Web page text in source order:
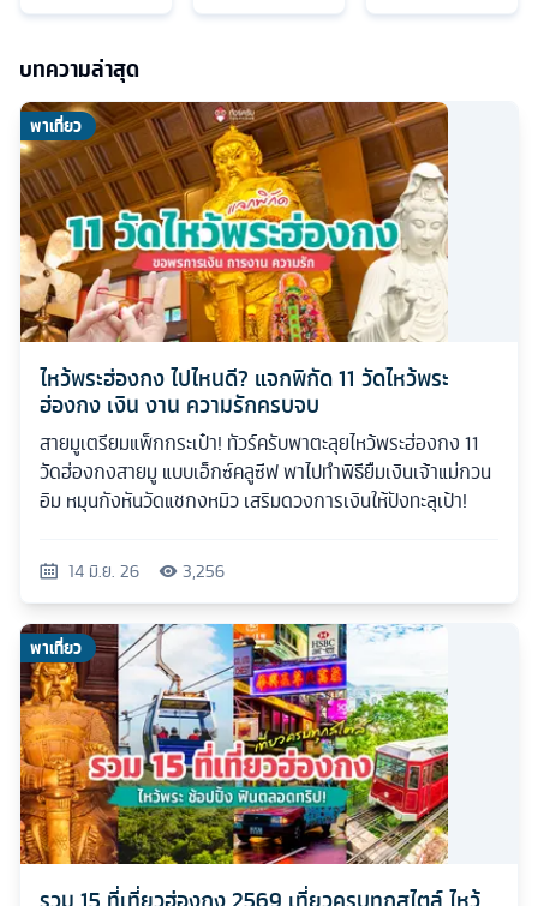
บทความล่าสุด
พาเที่ยว
ไหว้พระฮ่องกง ไปไหนดี? แจกพิกัด 11 วัดไหว้พระ
ฮ่องกง เงิน งาน ความรักครบจบ
สายมูเตรียมแพ็กกระเป๋า! ทัวร์ครับพาตะลุยไหว้พระฮ่องกง 11
วัดฮ่องกงสายมู แบบเอ็กซ์คลูซีฟ พาไปทำพิธียืมเงินเจ้าแม่กวน
อิม หมุนกังหันวัดแชกงหมิว เสริมดวงการเงินให้ปังทะลุเป้า!
14 มิ.ย. 26 3,256
พาเที่ยว